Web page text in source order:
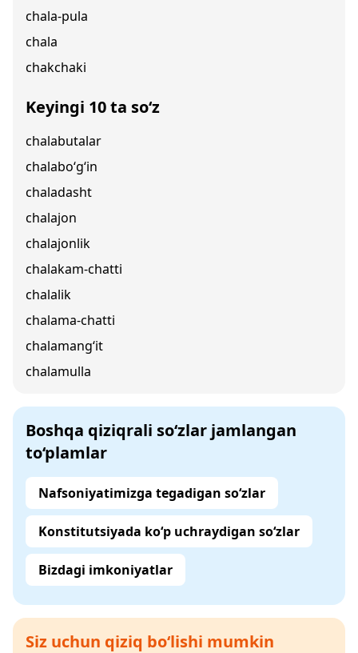
chala-pula
chala
chakchaki
Keyingi 10 ta so‘z
chalabutalar
chalabo‘g‘in
chaladasht
chalajon
chalajonlik
chalakam-chatti
chalalik
chalama-chatti
chalamang‘it
chalamulla
Boshqa qiziqrali so‘zlar jamlangan
to‘plamlar
Nafsoniyatimizga tegadigan so‘zlar
Konstitutsiyada ko‘p uchraydigan so‘zlar
Bizdagi imkoniyatlar
Siz uchun qiziq bo‘lishi mumkin